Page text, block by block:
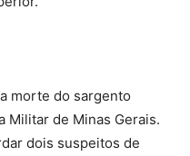
morte do sargento
Militar de Minas Gerais.
dois suspeitos de